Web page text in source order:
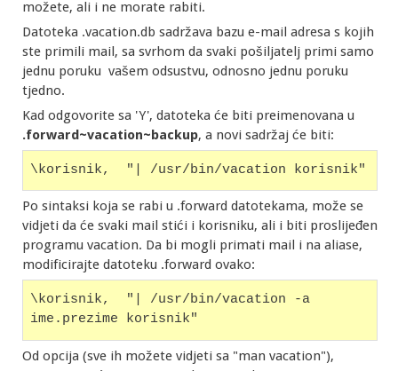
možete, ali i ne morate rabiti.
Datoteka .vacation.db sadržava bazu e-mail adresa s kojih
ste primili mail, sa svrhom da svaki pošiljatelj primi samo
jednu poruku vašem odsustvu, odnosno jednu poruku
tjedno.
Kad odgovorite sa 'Y', datoteka će biti preimenovana u
.forward~vacation~backup, a novi sadržaj će biti:
\korisnik,  "| /usr/bin/vacation korisnik"
Po sintaksi koja se rabi u .forward datotekama, može se
vidjeti da će svaki mail stići i korisniku, ali i biti proslijeđen
programu vacation. Da bi mogli primati mail i na aliase,
modificirajte datoteku .forward ovako:
\korisnik,  "| /usr/bin/vacation -a
ime.prezime korisnik"
Od opcija (sve ih možete vidjeti sa "man vacation"),